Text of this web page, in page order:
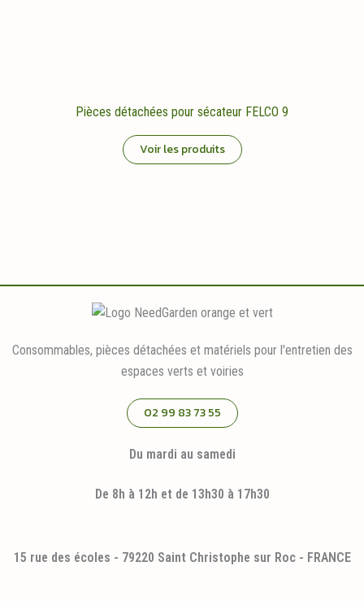
Pièces détachées pour sécateur FELCO 9
Voir les produits
Consommables, pièces détachées et matériels pour l'entretien des
espaces verts et voiries
02 99 83 73 55
Du mardi au samedi
De 8h à 12h et de 13h30 à 17h30
15 rue des écoles - 79220 Saint Christophe sur Roc - FRANCE